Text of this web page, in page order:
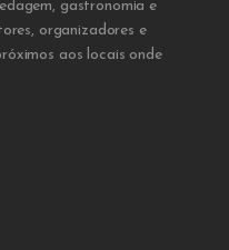
gastronomia e
organizadores e
aos locais onde